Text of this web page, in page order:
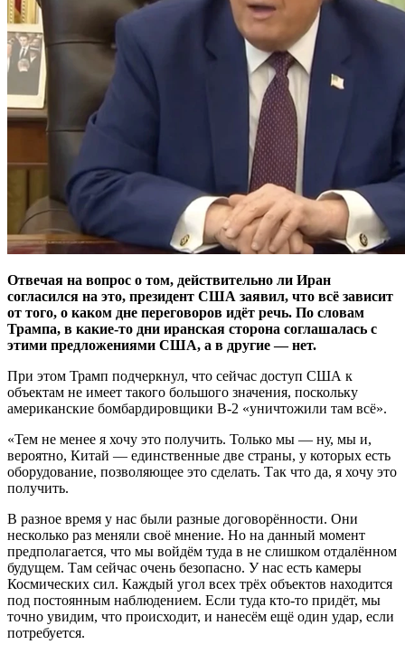
Отвечая на вопрос о том, действительно ли Иран
согласился на это, президент США заявил, что всё зависит
от того, о каком дне переговоров идёт речь. По словам
Трампа, в какие-то дни иранская сторона соглашалась с
этими предложениями США, а в другие — нет.
При этом Трамп подчеркнул, что сейчас доступ США к
объектам не имеет такого большого значения, поскольку
американские бомбардировщики B-2 «уничтожили там всё».
«Тем не менее я хочу это получить. Только мы — ну, мы и,
вероятно, Китай — единственные две страны, у которых есть
оборудование, позволяющее это сделать. Так что да, я хочу это
получить.
В разное время у нас были разные договорённости. Они
несколько раз меняли своё мнение. Но на данный момент
предполагается, что мы войдём туда в не слишком отдалённом
будущем. Там сейчас очень безопасно. У нас есть камеры
Космических сил. Каждый угол всех трёх объектов находится
под постоянным наблюдением. Если туда кто-то придёт, мы
точно увидим, что происходит, и нанесём ещё один удар, если
потребуется.